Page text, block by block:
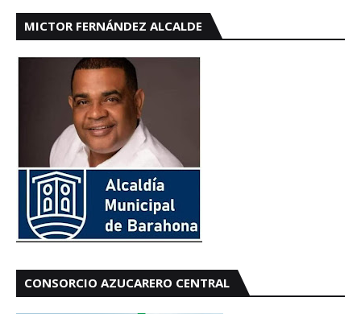
MICTOR FERNÁNDEZ ALCALDE
CONSORCIO AZUCARERO CENTRAL